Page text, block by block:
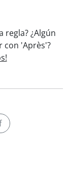
regla? ¿Algún
con 'Après'?